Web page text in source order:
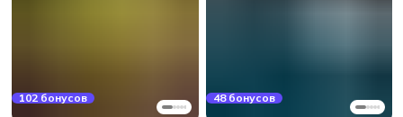
102 бонусов 48 бонусов